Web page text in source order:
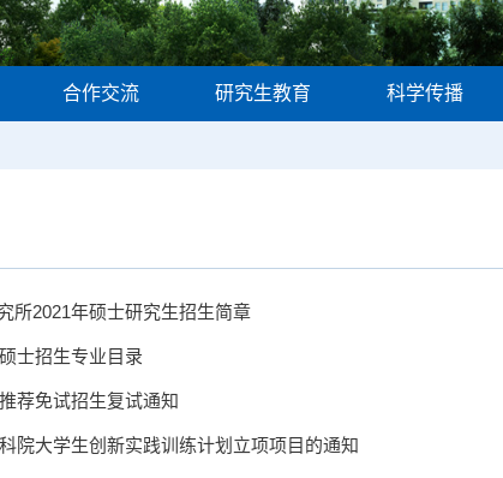
合作交流 研究生教育 科学传播
所2021年硕士研究生招生简章
士招生专业目录
荐免试招生复试通知
院大学生创新实践训练计划立项项目的通知